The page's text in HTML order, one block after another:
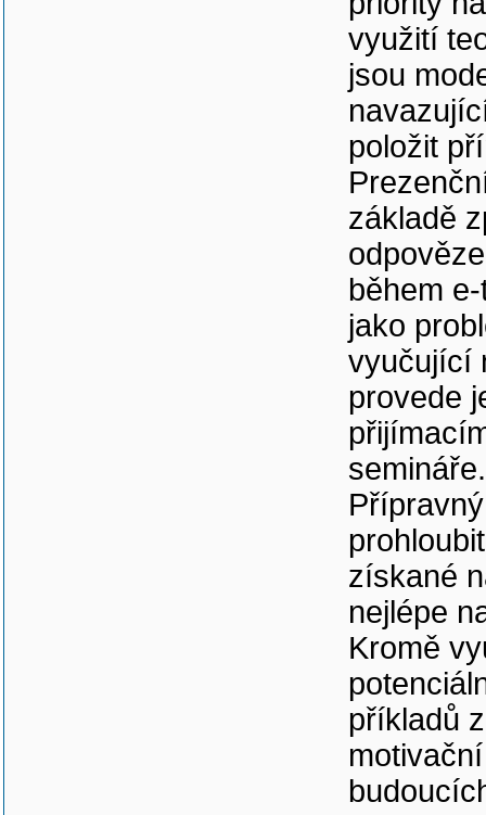
priority
využití
jsou
položit
základě
během
jako
vyučující
provede
semináře.
získané
nejlépe
Kromě
příkladů